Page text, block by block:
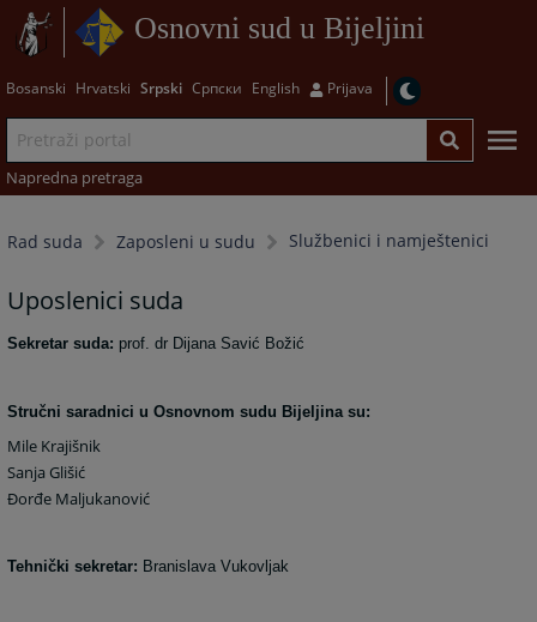
Osnovni sud u Bijeljini
Bosanski Hrvatski Srpski Српски English Prijava
Napredna pretraga
Rad suda Zaposleni u sudu Službenici i namještenici
Uposlenici suda
Sekretar suda: prof. dr Dijana Savić Božić
Stručni saradnici u Osnovnom sudu Bijeljina su:
Mile Krajišnik
Sanja Glišić
Đorđe Maljukanović
Tehnički sekretar: Branislava Vukovljak